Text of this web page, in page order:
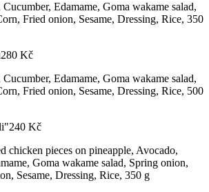
Edamame, Goma wakame salad,
Fried onion, Sesame, Dressing, Rice, 350
280 Kč
Edamame, Goma wakame salad,
Fried onion, Sesame, Dressing, Rice, 500
240 Kč
chicken pieces on pineapple, Avocado,
Goma wakame salad, Spring onion,
Sesame, Dressing, Rice, 350 g